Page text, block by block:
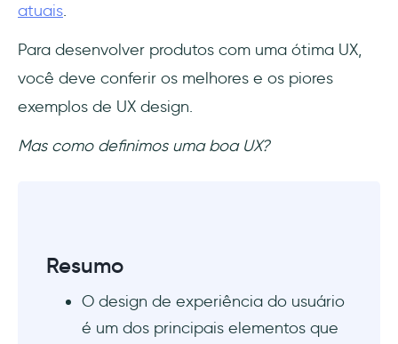
Perguntas Frequentes
O que é UX?
Por que oferecer uma boa UX é
atuais.
Para desenvolver produtos com uma ótima UX,
você deve conferir os melhores e os piores
exemplos de UX design.
Mas como definimos uma boa UX?
Resumo
O design de experiência do usuário
é um dos principais elementos que